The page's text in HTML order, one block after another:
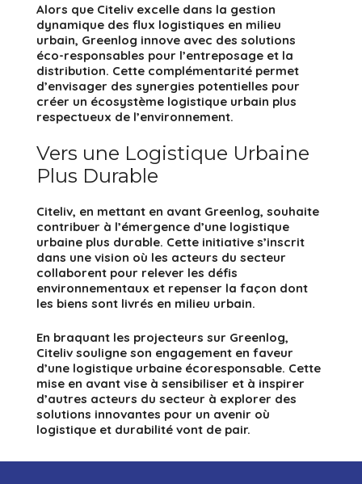
Alors que Citeliv excelle dans la gestion
dynamique des flux logistiques en milieu
urbain, Greenlog innove avec des solutions
éco-responsables pour l’entreposage et la
distribution. Cette complémentarité permet
d’envisager des synergies potentielles pour
créer un écosystème logistique urbain plus
respectueux de l’environnement.
Vers une Logistique Urbaine
Plus Durable
Citeliv, en mettant en avant Greenlog, souhaite
contribuer à l’émergence d’une logistique
urbaine plus durable. Cette initiative s’inscrit
dans une vision où les acteurs du secteur
collaborent pour relever les défis
environnementaux et repenser la façon dont
les biens sont livrés en milieu urbain.
En braquant les projecteurs sur Greenlog,
Citeliv souligne son engagement en faveur
d’une logistique urbaine écoresponsable. Cette
mise en avant vise à sensibiliser et à inspirer
d’autres acteurs du secteur à explorer des
solutions innovantes pour un avenir où
logistique et durabilité vont de pair.